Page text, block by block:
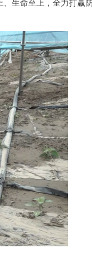
生命至上，全力打赢